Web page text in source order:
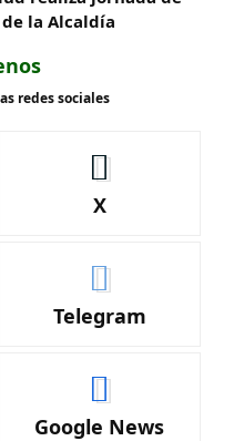
la Alcaldía
redes sociales
X
Telegram
Google News